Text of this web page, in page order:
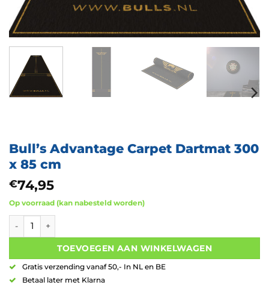
Bull’s Advantage Carpet Dartmat 300
x 85 cm
€74,95
Op voorraad (kan nabesteld worden)
Bull's Advantage Carpet Dartmat 300 x 85 cm aantal
TOEVOEGEN AAN WINKELWAGEN
Gratis verzending vanaf 50,- In NL en BE
Betaal later met Klarna